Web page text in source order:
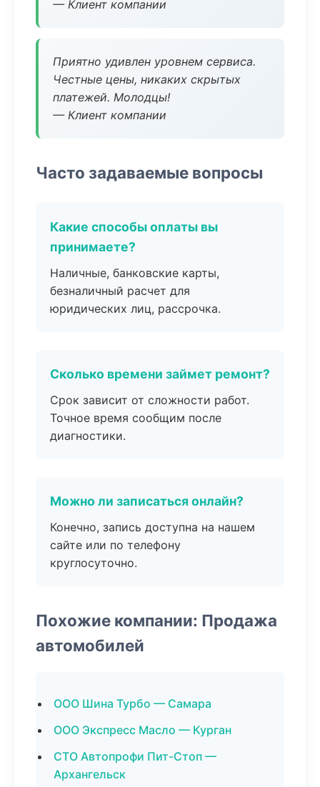
— Клиент компании
Приятно удивлен уровнем сервиса.
Честные цены, никаких скрытых
платежей. Молодцы!
— Клиент компании
Часто задаваемые вопросы
Какие способы оплаты вы
принимаете?
Наличные, банковские карты,
безналичный расчет для
юридических лиц, рассрочка.
Сколько времени займет ремонт?
Срок зависит от сложности работ.
Точное время сообщим после
диагностики.
Можно ли записаться онлайн?
Конечно, запись доступна на нашем
сайте или по телефону
круглосуточно.
Похожие компании: Продажа
автомобилей
ООО Шина Турбо — Самара
ООО Экспресс Масло — Курган
СТО Автопрофи Пит-Стоп —
Архангельск